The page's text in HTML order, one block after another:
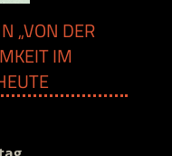
„VON DER
IM